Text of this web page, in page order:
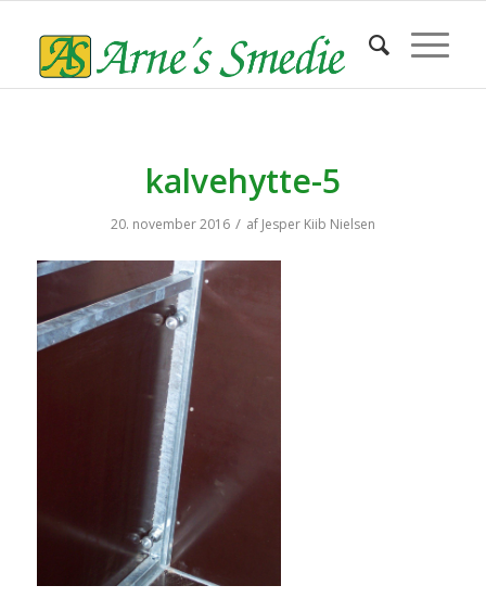
kalvehytte-5
20. november 2016 / af Jesper Kiib Nielsen